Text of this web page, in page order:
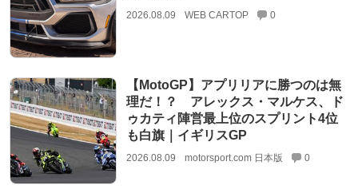
2026.08.09 WEB CARTOP 0
【MotoGP】アプリリアに勝つのは無
理だ！？ アレックス・マルケス、ド
ゥカティ陣営最上位のスプリント4位
も白旗｜イギリスGP
2026.08.09 motorsport.com 日本版 0